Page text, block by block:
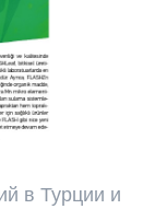
в Турции и